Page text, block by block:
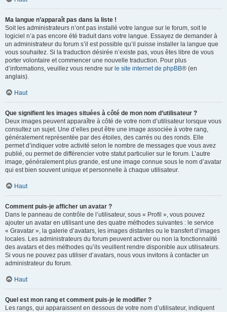
Ma langue n’apparaît pas dans la liste !
Soit les administrateurs n’ont pas installé votre langue sur le forum, soit le
logiciel n’a pas encore été traduit dans votre langue. Essayez de demander à
un administrateur du forum s’il est possible qu’il puisse installer la langue que
vous souhaitez. Si la traduction désirée n’existe pas, vous êtes libre de vous
porter volontaire et commencer une nouvelle traduction. Pour plus
d’informations, veuillez vous rendre sur le site internet de phpBB® (en
anglais).
Haut
Que signifient les images situées à côté de mon nom d’utilisateur ?
Deux images peuvent apparaître à côté de votre nom d’utilisateur lorsque vous
consultez un sujet. Une d’elles peut être une image associée à votre rang,
généralement représentée par des étoiles, des carrés ou des ronds. Elle
permet d’indiquer votre activité selon le nombre de messages que vous avez
publié, ou permet de différencier votre statut particulier sur le forum. L’autre
image, généralement plus grande, est une image connue sous le nom d’avatar
qui est bien souvent unique et personnelle à chaque utilisateur.
Haut
Comment puis-je afficher un avatar ?
Dans le panneau de contrôle de l’utilisateur, sous « Profil », vous pouvez
ajouter un avatar en utilisant une des quatre méthodes suivantes : le service
« Gravatar », la galerie d’avatars, les images distantes ou le transfert d’images
locales. Les administrateurs du forum peuvent activer ou non la fonctionnalité
des avatars et des méthodes qu’ils veuillent rendre disponible aux utilisateurs.
Si vous ne pouvez pas utiliser d’avatars, nous vous invitons à contacter un
administrateur du forum.
Haut
Quel est mon rang et comment puis-je le modifier ?
Les rangs, qui apparaissent en dessous de votre nom d’utilisateur, indiquent